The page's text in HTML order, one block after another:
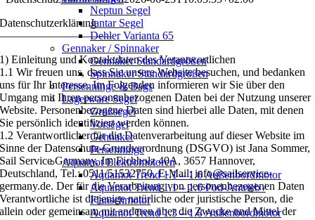
Neptun Segel
Jantar Segel
Dehler Varianta 65
Gennaker / Spinnaker
Gennaker Standardgrößen
Spinnaker Standardgrößen
Persenninge & Bags
Lagerware Segel
Großsegel
Vorsegel
Gennaker
Persenninge
Aquamot Elektromotoren
Aquamot Trend 1.1 – 1.6 Außenbordmotor
Aquamot Trend 1.1 – 1.6 Pod-Antrieb /
Flanschmotor
Aquamot Trend 1.3 – 1.8 Außenbordmotor
Datenschutzerklärung
––––––––––––––––––––
1) Einleitung und Kontaktdaten des Verantwortlichen
1.1 Wir freuen uns, dass Sie unsere Website besuchen, und bedanken
uns für Ihr Interesse. Im Folgenden informieren wir Sie über den
Umgang mit Ihren personenbezogenen Daten bei der Nutzung unserer
Website. Personenbezogene Daten sind hierbei alle Daten, mit denen
Sie persönlich identifiziert werden können.
1.2 Verantwortlicher für die Datenverarbeitung auf dieser Website im
Sinne der Datenschutz-Grundverordnung (DSGVO) ist Jana Sommer,
Sail Service Germany, Im Eichholz 40A, 3657 Hannover,
Deutschland, Tel.: 0511/51532750, E-Mail: info@sailservice-
germany.de. Der für die Verarbeitung von personenbezogenen Daten
Verantwortliche ist diejenige natürliche oder juristische Person, die
allein oder gemeinsam mit anderen über die Zwecke und Mittel der